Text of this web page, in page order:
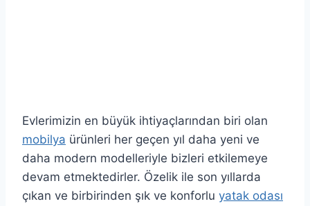
Evlerimizin en büyük ihtiyaçlarından biri olan
mobilya ürünleri her geçen yıl daha yeni ve
daha modern modelleriyle bizleri etkilemeye
devam etmektedirler. Özelik ile son yıllarda
çıkan ve birbirinden şık ve konforlu yatak odası